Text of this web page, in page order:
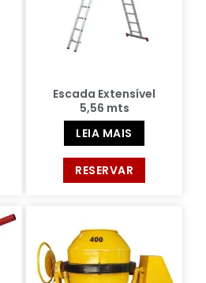
Escada Extensível
5,56 mts
LEIA MAIS
RESERVAR